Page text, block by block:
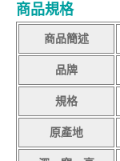
商品規格
商品簡述
品牌
規格
原產地